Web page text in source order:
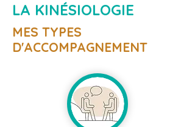
LA KINÉSIOLOGIE
MES TYPES
D'ACCOMPAGNEMENT